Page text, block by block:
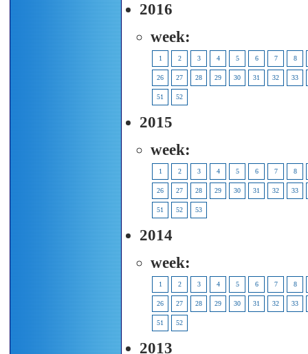
2016
week:
1 2 3 4 5 6 7 8
26 27 28 29 30 31 32 33
51 52
2015
week:
1 2 3 4 5 6 7 8
26 27 28 29 30 31 32 33
51 52 53
2014
week:
1 2 3 4 5 6 7 8
26 27 28 29 30 31 32 33
51 52
2013